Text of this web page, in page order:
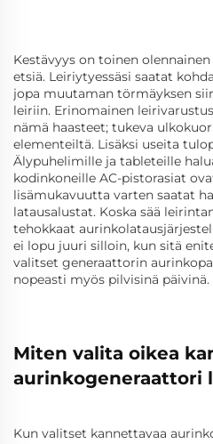
Kestävyys on toinen
etsiä. Leiriytyessäsi saatat
jopa muutaman törmäyksen
leiriin. Erinomainen
nämä haasteet; tukeva
elementeiltä. Lisäksi useita
Älypuhelimille ja tableteille
kodinkoneille AC-pistorasiat
lisämukavuutta varten saatat
latausalustat. Koska sää
tehokkaat
ei lopu juuri silloin, kun sitä
valitset generaattorin
nopeasti myös pilvisinä päivinä.
Miten valita oikea
aurinkogeneraattori
Kun valitset kannettavaa